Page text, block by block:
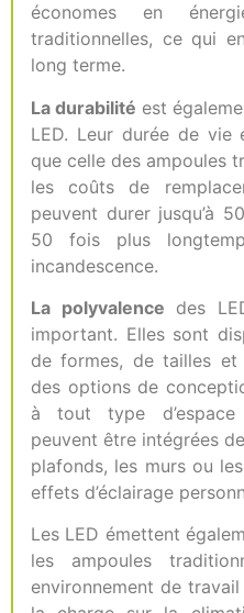
économes en
traditionnelles, ce qui
long terme.
La durabilité est
LED. Leur durée de vie
que celle des ampoules
les coûts de
peuvent durer jusqu’à
50 fois plus
incandescence.
La polyvalence des
important. Elles sont
de formes, de tailles
des options de
à tout type d’espace
peuvent être intégrées
plafonds, les murs ou
effets d’éclairage
Les LED émettent
les ampoules
environnement de